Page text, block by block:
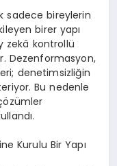
sadece bireylerin
birer yapı
zekâ kontrollü
Dezenformasyon,
denetimsizliğin
Bu nedenle
zümler
ı.
Kurulu Bir Yapı